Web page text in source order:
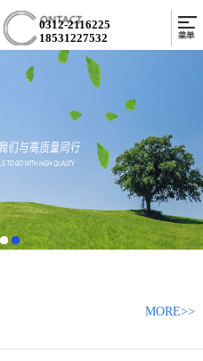
0312-2116225
18531227532
MORE>>